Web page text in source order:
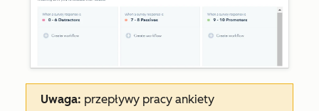
Uwaga: przepływy pracy ankiety